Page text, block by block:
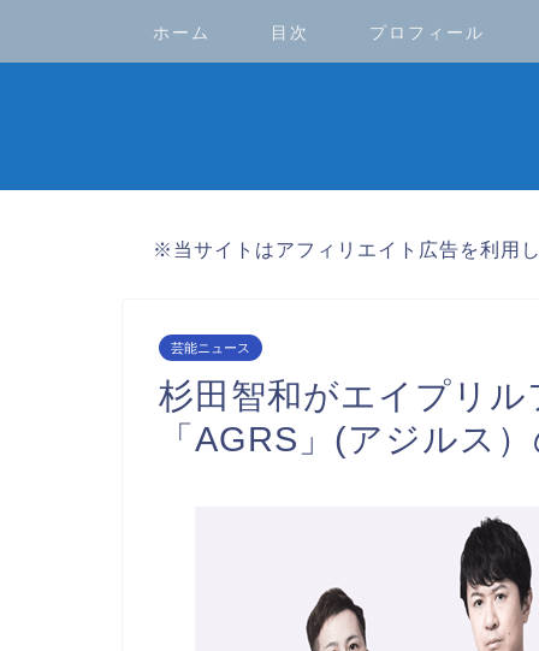
ホーム 目次 プロフィール
※当サイトはアフィリエイト広告を利用
芸能ニュース
杉田智和がエイプリ
「AGRS」(アジルス